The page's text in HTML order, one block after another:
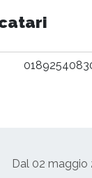
Dal 02 maggio